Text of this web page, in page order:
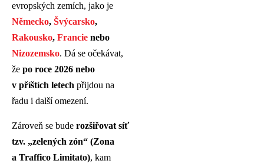
evropských zemích, jako je
Německo, Švýcarsko,
Rakousko, Francie nebo
Nizozemsko. Dá se očekávat,
že po roce 2026 nebo
v příštích letech přijdou na
řadu i další omezení.
Zároveň se bude rozšiřovat síť
tzv. „zelených zón“ (Zona
a Traffico Limitato), kam